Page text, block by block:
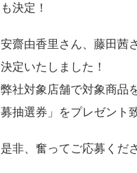
も決定！
安齋由香里さん、藤田茜
決定いたしました！
弊社対象店舗で対象商品
募抽選券」をプレゼント
是非、奮ってご応募くだ